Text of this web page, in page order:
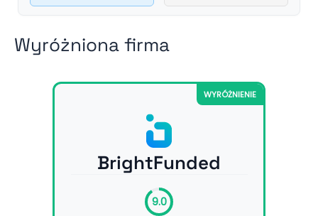
Wyróżniona firma
WYRÓŻNIENIE
BrightFunded
9.0